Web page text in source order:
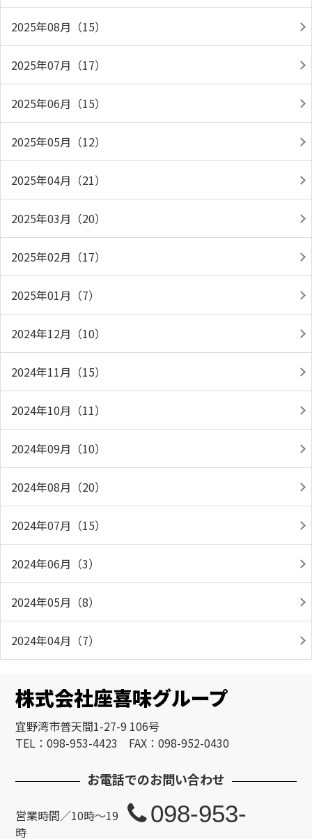
2025年08月（15）
2025年07月（17）
2025年06月（15）
2025年05月（12）
2025年04月（21）
2025年03月（20）
2025年02月（17）
2025年01月（7）
2024年12月（10）
2024年11月（15）
2024年10月（11）
2024年09月（10）
2024年08月（20）
2024年07月（15）
2024年06月（3）
2024年05月（8）
2024年04月（7）
株式会社座喜味グループ
宜野湾市普天間1-27-9 106号
TEL：098-953-4423 FAX：098-952-0430
お電話でのお問い合わせ
営業時間／10時～19
時
098-953-